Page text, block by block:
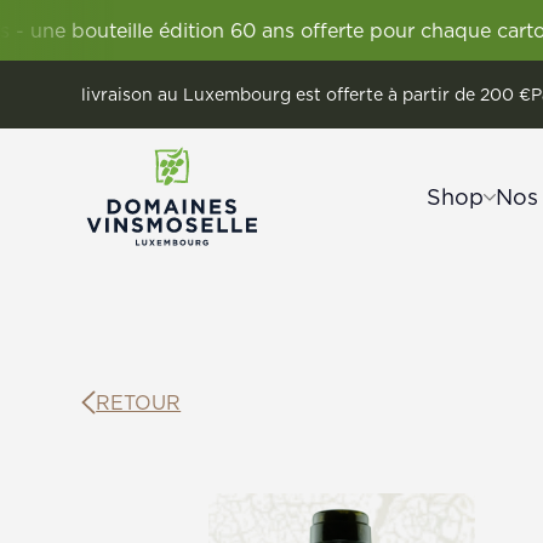
édition 60 ans offerte pour chaque carton Vignum.
livraison au Luxembourg est offerte à partir de 200 €
Shop
Sans alcool
Vins étrangers
RETOUR